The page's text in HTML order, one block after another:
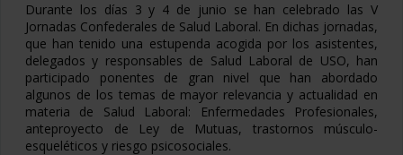
Durante los días 3 y 4 de junio se han celebrado las V
Jornadas Confederales de Salud Laboral. En dichas jornadas,
que han tenido una estupenda acogida por los asistentes,
delegados y responsables de Salud Laboral de USO, han
participado ponentes de gran nivel que han abordado
algunos de los temas de mayor relevancia y actualidad en
materia de Salud Laboral: Enfermedades Profesionales,
anteproyecto de Ley de Mutuas, trastornos músculo-
esqueléticos y riesgo psicosociales.